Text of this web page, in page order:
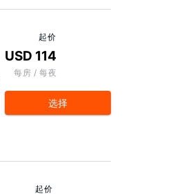
起价
USD 114
每房 / 每夜
选择
起价